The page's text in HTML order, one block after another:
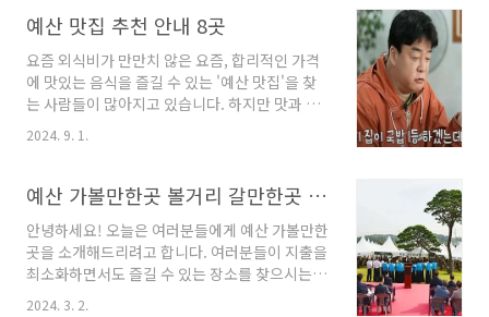
숙소입니다. 이곳은 아름다운 전망과 넓은 잔디
정원이..
입니다. 이제 함께 떠나보실까요?예산 펜션 6곳
면 대치6길 46펜션 충남 예산군 덕산면에 위치
한 '숲속의 정원 (퐁텐블로) 펜션'은 고향의 따뜻
한 정취를 느낄 수 있는 매력적인 장소입니다. 이
곳은 1960년대 전통 한옥을 현대적으로 재구성
으로 둘러싸여 있으며, 가야산의 맑은 물소리가
귀를..
예산 맛집 추천 안내 8곳
요즘 외식비가 만만치 않은 요즘, 합리적인 가격
에 맛있는 음식을 즐길 수 있는 '예산 맛집'을 찾
는 사람들이 많아지고 있습니다. 하지만 맛과 가
성비를 동시에 만족시키는 곳을 찾기는 쉽지 않
은데요. 그래서 이번 포스팅에서는 부담 없는 가
곳을 소개하려 합니다. 각기 다른 매력을 가진 이
맛집들을 통해 여러분의 입맛을 사로잡아 보세
요!예산 맛집 8곳 정보 1. 외갓집소머리국밥 정
보주소 : 충남 예산군 예산읍 천변로 157한식 충
청남도 예산군 예산읍에 위치한 외갓집 소머리국
밥은 지역 내에서 유명한 맛집으로, 백종원 선생
2024. 9. 1.
예산 가볼만한곳 볼거리 갈만한곳 알아봐요
안녕하세요! 오늘은 여러분들에게 예산 가볼만한
곳을 소개해드리려고 합니다. 여러분들이 지출을
최소화하면서도 즐길 수 있는 장소를 찾으시는
2024. 3. 2.